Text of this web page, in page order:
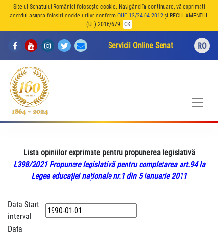
Site-ul Senatului României folosește cookie. Navigând în continuare, vă exprimați
acordul asupra folosiri cookie-urilor conform OUG 13/24.04.2012și REGULAMENTUL
(UE) 2016/679. OK
Servicii Online Senat RO
Lista opiniilor exprimate pentru propunerea legislativă
L398/2021 Propunere legislativă pentru completarea art.94 la
Legea educației naționale nr.1 din 5 ianuarie 2011
Data Start
interval
Data